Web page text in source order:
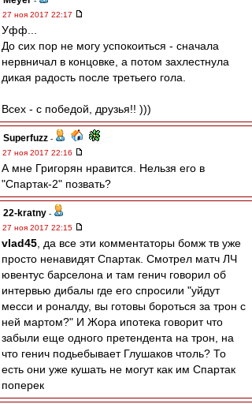
27 ноя 2017 22:17
Уфф...
До сих пор не могу успокоиться - сначала
нервничал в концовке, а потом захлестнула
дикая радость после третьего гола.
Всех - с победой, друзья!! )))
Superfuzz -
27 ноя 2017 22:16
А мне Григорян нравится. Нельзя его в
"Спартак-2" позвать?
22-kratny -
27 ноя 2017 22:15
vlad45 , да все эти комментаторы бомж тв уже
просто ненавидят Спартак. Смотрел матч ЛЧ
ювентус барселона и там генич говорил об
интервью дибалы где его спросили "уйдут
месси и роналду, вы готовы бороться за трон с
ней мартом?" И Жора ипотека говорит что
забыли еще одного претендента на трон, на
что генич подьебывает Глушаков чтоль? То
есть они уже кушать не могут как им Спартак
поперек